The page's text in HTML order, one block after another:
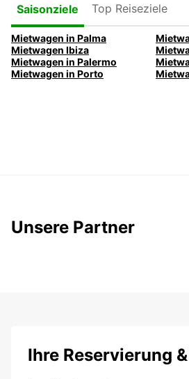
Saisonziele
Top Reiseziele
Mietwagen in Palma
Mietwagen Ibiza
Mietwagen in Palermo
Mietwagen in Porto
Unsere Partner
Ihre Reservierung